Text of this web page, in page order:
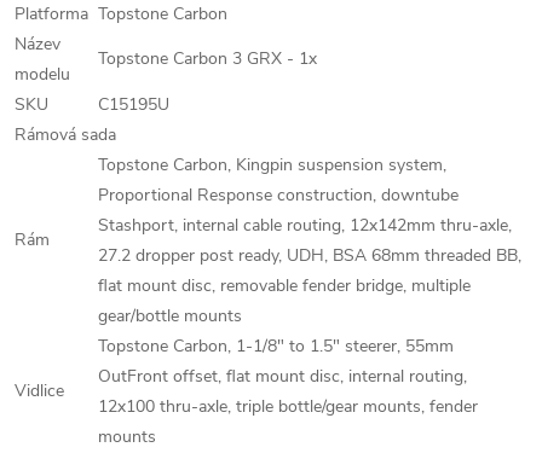
Platforma Topstone Carbon
Název
modelu
Topstone Carbon 3 GRX - 1x
SKU
C15195U
Rámová sada
Rám
Topstone Carbon, Kingpin suspension system,
Proportional Response construction, downtube
Stashport, internal cable routing, 12x142mm thru-axle,
27.2 dropper post ready, UDH, BSA 68mm threaded BB,
flat mount disc, removable fender bridge, multiple
gear/bottle mounts
Vidlice
Topstone Carbon, 1-1/8" to 1.5" steerer, 55mm
OutFront offset, flat mount disc, internal routing,
12x100 thru-axle, triple bottle/gear mounts, fender
mounts